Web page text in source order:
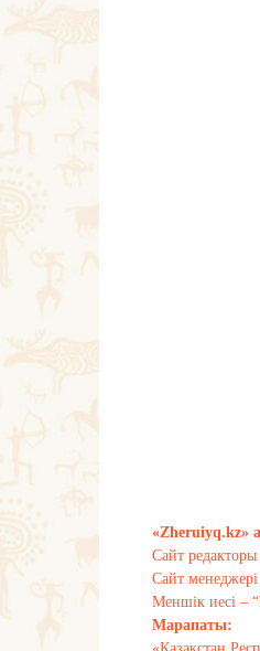
«Zheruiyq.kz»
Сайт
Сайт
Меншік иесі –
Марапаты: